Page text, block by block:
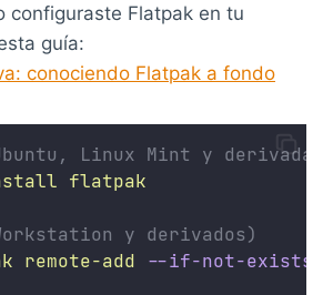
configuraste Flatpak en tu
guía:
conociendo Flatpak a fondo
Linux Mint y derivadas
flatpak
y derivados)
remote-add --if-not-exists